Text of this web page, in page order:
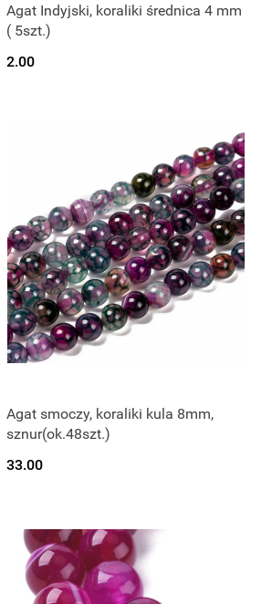
Agat Indyjski, koraliki średnica 4 mm
( 5szt.)
2.00
Agat smoczy, koraliki kula 8mm,
sznur(ok.48szt.)
33.00